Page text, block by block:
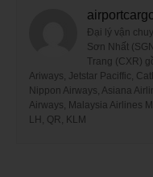
Đại lý vận
Sơn Nhất
Trang (CXR)
Ariways, Jetstar Paciffic,
Nippon Airways, Asiana
Airways, Malaysia Airlines
LH, QR, KLM